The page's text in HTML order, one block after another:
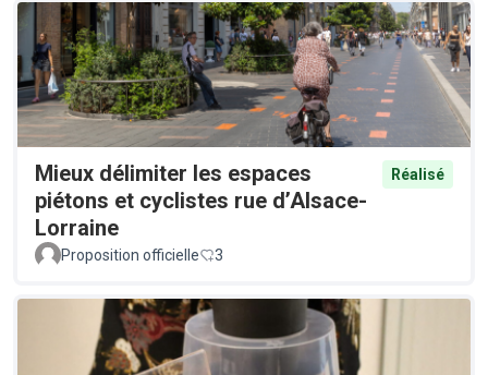
Mieux délimiter les espaces
piétons et cyclistes rue d’Alsace-
Lorraine
Réalisé
Proposition officielle 3